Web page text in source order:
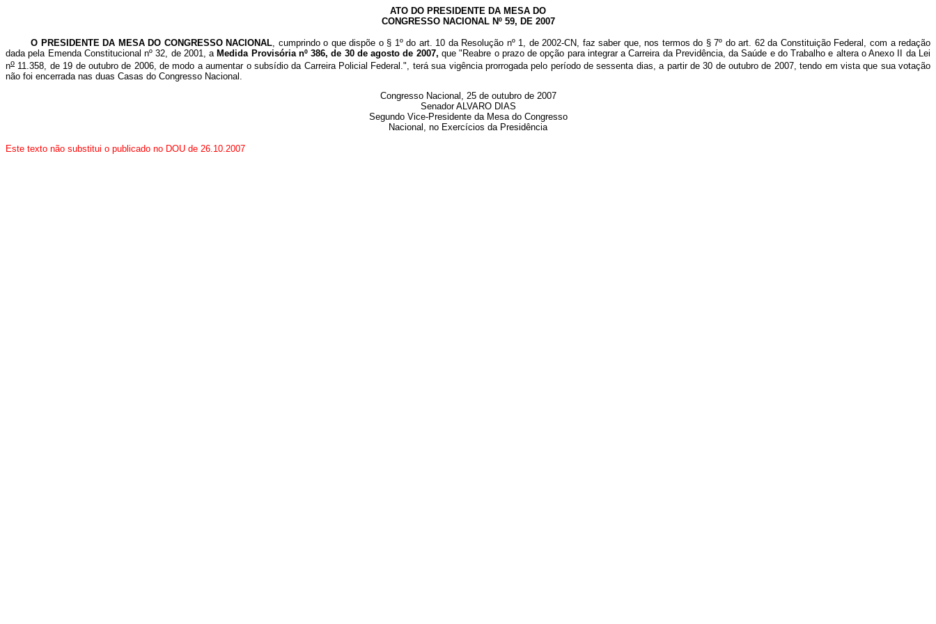
ATO DO PRESIDENTE DA MESA DO
CONGRESSO NACIONAL Nº 59, DE 2007
O PRESIDENTE DA MESA DO CONGRESSO NACIONAL, cumprindo o que dispõe o § 1º do art. 10 da Resolução nº 1, de 2002-CN, faz saber que, nos termos do § 7º do art. 62 da Constituição Federal, com a redação
dada pela Emenda Constitucional nº 32, de 2001, a Medida Provisória nº 386, de 30 de agosto de 2007, que "Reabre o prazo de opção para integrar a Carreira da Previdência, da Saúde e do Trabalho e altera o Anexo II da Lei
no 11.358, de 19 de outubro de 2006, de modo a aumentar o subsídio da Carreira Policial Federal.", terá sua vigência prorrogada pelo período de sessenta dias, a partir de 30 de outubro de 2007, tendo em vista que sua votação
não foi encerrada nas duas Casas do Congresso Nacional.
Congresso Nacional, 25 de outubro de 2007
Senador ALVARO DIAS
Segundo Vice-Presidente da Mesa do Congresso
Nacional, no Exercícios da Presidência
Este texto não substitui o publicado no DOU de 26.10.2007